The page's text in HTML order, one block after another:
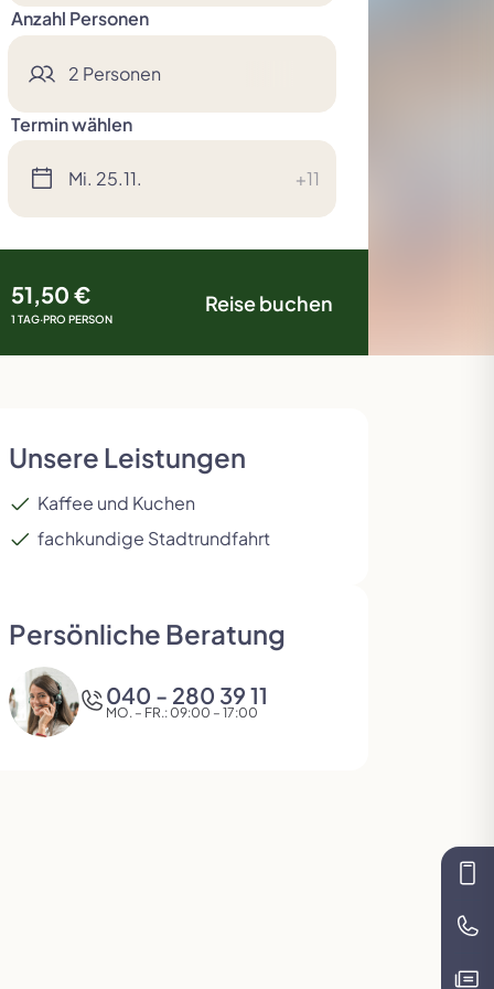
Slowakei
Tour der Giganten
Anzahl Personen
2 Personen
Termin wählen
Mi. 25.11. +11
51,50 €
1 TAG·PRO PERSON
Reise buchen
Unsere Leistungen
Kaffee und Kuchen
fachkundige Stadtrundfahrt
Persönliche Beratung
040 - 280 39 11
MO. – FR.: 09:00 – 17:00